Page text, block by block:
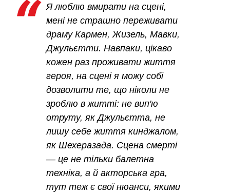
Я люблю вмирати на сцені,
мені не страшно переживати
драму Кармен, Жизель, Мавки,
Джульєтти. Навпаки, цікаво
кожен раз проживати життя
героя, на сцені я можу собі
дозволити те, що ніколи не
зроблю в житті: не вип'ю
отруту, як Джульєтта, не
лишу себе життя кинджалом,
як Шехеразада. Сцена смерті
— це не тільки балетна
техніка, а й акторська гра,
тут теж є свої нюанси, якими